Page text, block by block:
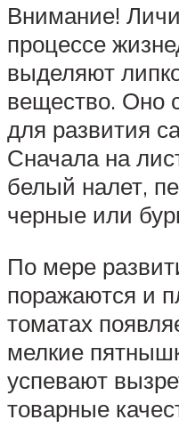
Внимание!
процессе
выделяют
вещество. Оно
для развития
Сначала на
белый налет,
черные или
По мере
поражаются и
томатах
мелкие
успевают
товарные